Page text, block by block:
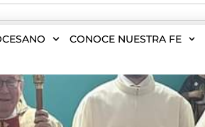
CONOCE NUESTRA FE